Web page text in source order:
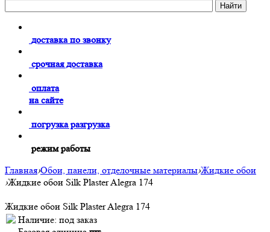
доставка по звонку
срочная доставка
оплата
на сайте
погрузка разгрузка
режим работы
Главная›Обои, панели, отделочные материалы›Жидкие обои
›Жидкие обои Silk Plaster Alegra 174
Жидкие обои Silk Plaster Alegra 174
Наличие: под заказ